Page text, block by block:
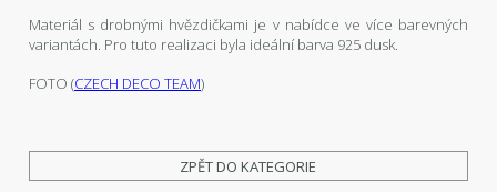
Materiál s drobnými hvězdičkami je v nabídce ve více barevných
variantách. Pro tuto realizaci byla ideální barva 925 dusk.
FOTO (CZECH DECO TEAM)
ZPĚT DO KATEGORIE